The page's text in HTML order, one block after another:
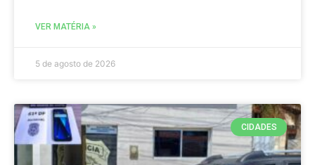
VER MATÉRIA »
5 de agosto de 2026
CIDADES